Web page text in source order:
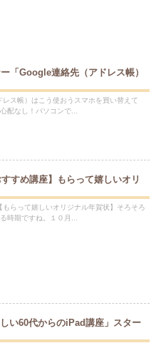
「Google連絡先（アドレス帳）
ス帳）はこう使おうスマホを買い替えて
配なし！パソコンで...
すすめ講座】もらって嬉しいオリ
らって嬉しいオリジナル年賀状】そろそろ
時期ですね。１０月...
しい60代からのiPad講座」スター